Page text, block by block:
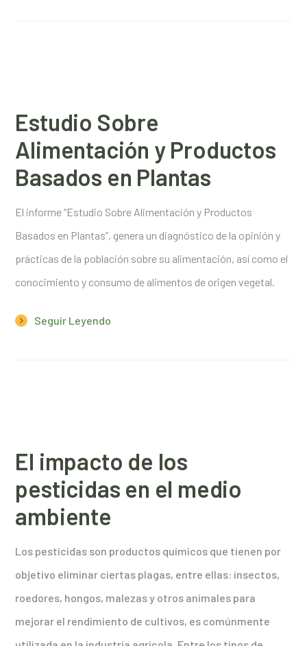
Estudio Sobre
Alimentación y Productos
Basados en Plantas
El informe “Estudio Sobre Alimentación y Productos
Basados en Plantas”, genera un diagnóstico de la opinión y
prácticas de la población sobre su alimentación, así como el
conocimiento y consumo de alimentos de origen vegetal.
Seguir Leyendo
El impacto de los
pesticidas en el medio
ambiente
Los pesticidas son productos químicos que tienen por
objetivo eliminar ciertas plagas, entre ellas: insectos,
roedores, hongos, malezas y otros animales para
mejorar el rendimiento de cultivos, es comúnmente